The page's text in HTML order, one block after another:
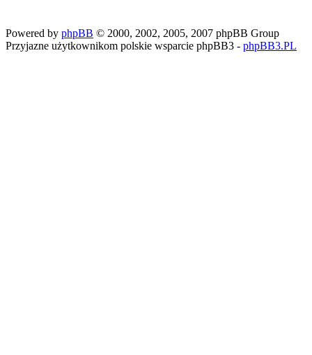
Powered by phpBB © 2000, 2002, 2005, 2007 phpBB Group
Przyjazne użytkownikom polskie wsparcie phpBB3 - phpBB3.PL